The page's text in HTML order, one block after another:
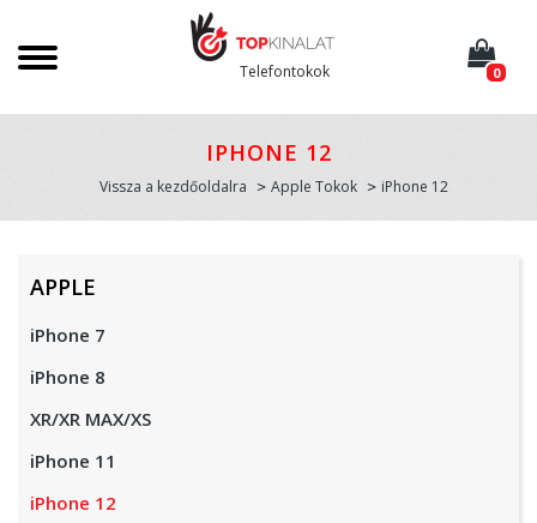
Telefontokok 0
IPHONE 12
Vissza a kezdőoldalra Apple Tokok iPhone 12
APPLE
iPhone 7
iPhone 8
XR/XR MAX/XS
iPhone 11
iPhone 12